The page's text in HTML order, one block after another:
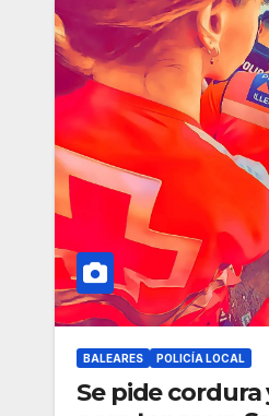
BALEARES POLICÍA LOCAL
Se pide